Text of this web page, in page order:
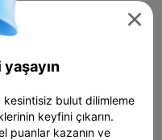

kesintisiz bulut dilimleme
keyfini çıkarın.
puanlar kazanın ve